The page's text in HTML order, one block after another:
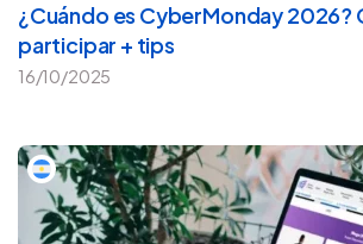
¿Cuándo es CyberMonday 2026?
participar + tips
16/10/2025